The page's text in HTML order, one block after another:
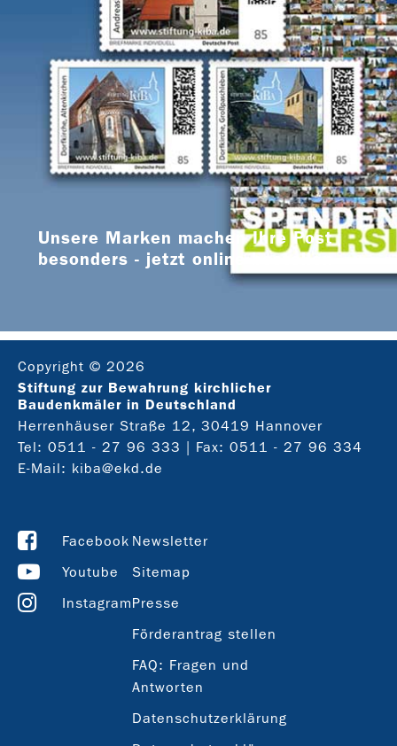
Unsere Marken machen Ihre Post
besonders - jetzt online bestellen
Copyright © 2026
Stiftung zur Bewahrung kirchlicher
Baudenkmäler in Deutschland
Herrenhäuser Straße 12, 30419 Hannover
Tel: 0511 - 27 96 333
| Fax: 0511 - 27 96 334
E-Mail: kiba@ekd.de
Facebook
Youtube
Instagram
Newsletter
Sitemap
Presse
Förderantrag stellen
FAQ: Fragen und
Antworten
Datenschutzerklärung